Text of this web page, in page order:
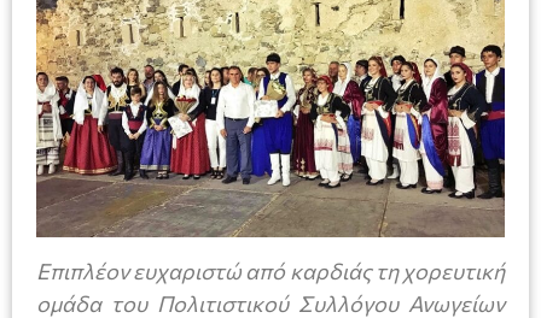
Επιπλέον ευχαριστώ από καρδιάς τη χορευτική
ομάδα του Πολιτιστικού Συλλόγου Ανωγείων